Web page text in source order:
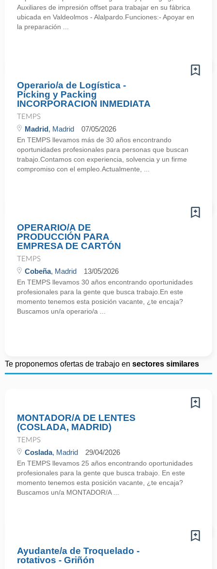
Auxiliares de impresión offset para trabajar en su fábrica
ubicada en Valdeolmos - Alalpardo.Funciones:- Apoyar en
la preparación ...
Operario/a de Logística -
Picking y Packing
INCORPORACION INMEDIATA
TEMPS
Madrid, Madrid 07/05/2026
En TEMPS llevamos más de 30 años encontrando
oportunidades profesionales para personas que buscan
trabajo.Contamos con experiencia, solvencia y un firme
compromiso con el empleo.Actualmente, ...
OPERARIO/A DE
PRODUCCIÓN PARA
EMPRESA DE CARTÓN
TEMPS
Cobeña, Madrid 13/05/2026
En TEMPS llevamos 30 años encontrando oportunidades
profesionales para la gente que busca trabajo.En este
momento tenemos esta posición vacante, ¿te encaja?
Buscamos un/a operario/a ...
Te proponemos ofertas de trabajo en sectores similares
MONTADOR/A DE LENTES
(COSLADA, MADRID)
TEMPS
Coslada, Madrid 29/04/2026
En TEMPS llevamos 25 años encontrando oportunidades
profesionales para la gente que busca trabajo. En este
momento tenemos esta posición vacante, ¿te encaja?
Buscamos un/a MONTADOR/A ...
Ayudante/a de Troquelado -
rotativos - Griñón